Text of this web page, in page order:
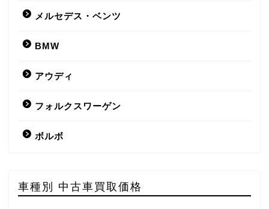
メルセデス・ベンツ
BMW
アウディ
フォルクスワーゲン
ボルボ
車種別 中古車買取価格